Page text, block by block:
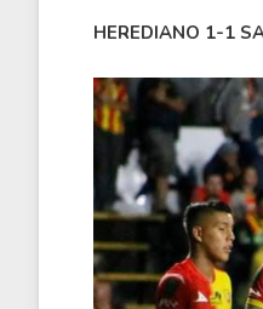
HEREDIANO 1-1